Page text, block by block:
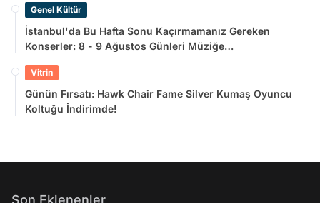
Genel Kültür
İstanbul'da Bu Hafta Sonu Kaçırmamanız Gereken
Konserler: 8 - 9 Ağustos Günleri Müziğe
Vitrin
Günün Fırsatı: Hawk Chair Fame Silver Kumaş Oyuncu
Koltuğu İndirimde!
Son Eklenenler